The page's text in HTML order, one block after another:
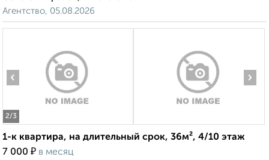
Агентство, 05.08.2026
2/3
‹ ›
1-к квартира, на длительный срок, 36м², 4/10 этаж
7 000 ₽ в месяц